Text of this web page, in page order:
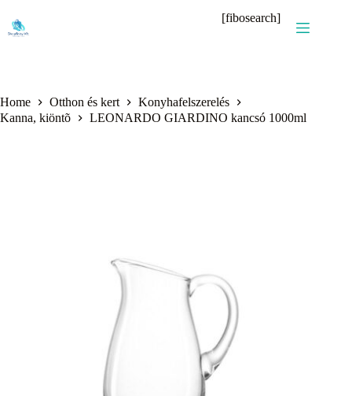
content
[fibosearch]
Home Otthon és kert
Konyhafelszerelés
Kanna, kiöntõ
LEONARDO GIARDINO kancsó 1000ml